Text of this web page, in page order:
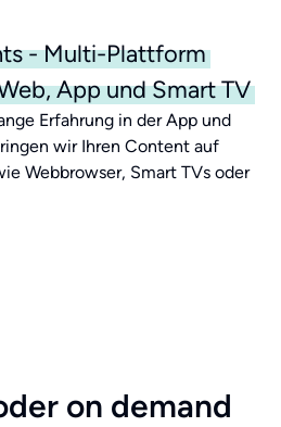
- Multi-Plattform
App und Smart TV
Erfahrung in der App und
wir Ihren Content auf
Webbrowser, Smart TVs oder
on demand